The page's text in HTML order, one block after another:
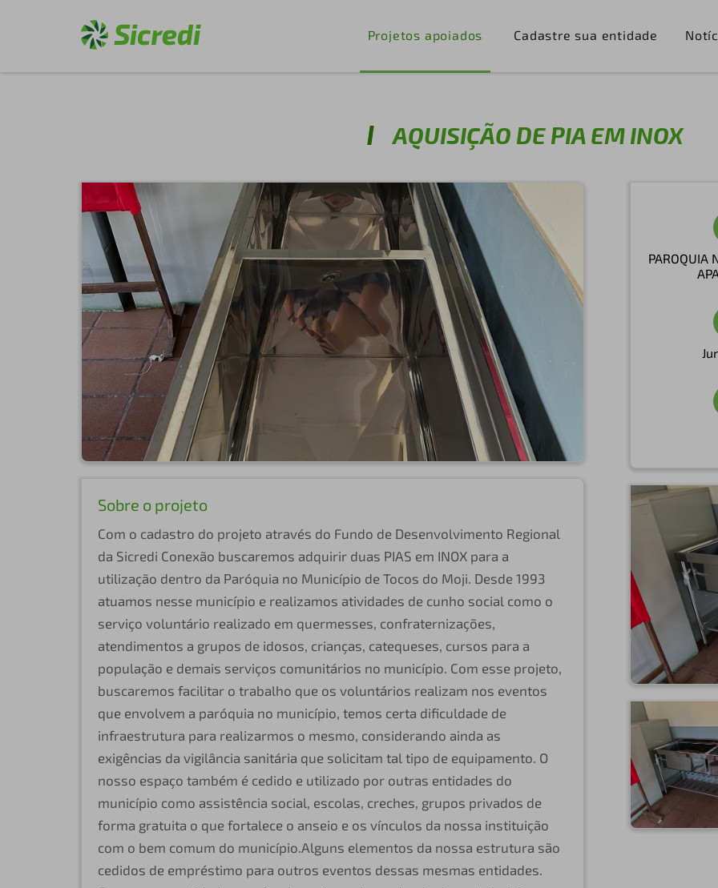
Projetos apoiados Cadastre sua entidade
AQUISIÇÃO DE PIA EM INOX
Sobre o projeto
Com o cadastro do projeto através do Fundo de Desenvolvimento Regional
da Sicredi Conexão buscaremos adquirir duas PIAS em INOX para a
utilização dentro da Paróquia no Município de Tocos do Moji. Desde 1993
atuamos nesse município e realizamos atividades de cunho social como o
serviço voluntário realizado em quermesses, confraternizações,
atendimentos a grupos de idosos, crianças, catequeses, cursos para a
população e demais serviços comunitários no município. Com esse projeto,
buscaremos facilitar o trabalho que os voluntários realizam nos eventos
que envolvem a paróquia no município, temos certa dificuldade de
infraestrutura para realizarmos o mesmo, considerando ainda as
exigências da vigilância sanitária que solicitam tal tipo de equipamento. O
nosso espaço também é cedido e utilizado por outras entidades do
município como assistência social, escolas, creches, grupos privados de
forma gratuita o que fortalece o anseio e os vínculos da nossa instituição
com o bem comum do município.Alguns elementos da nossa estrutura são
cedidos de empréstimo para outros eventos dessas mesmas entidades.
PAROQUIA